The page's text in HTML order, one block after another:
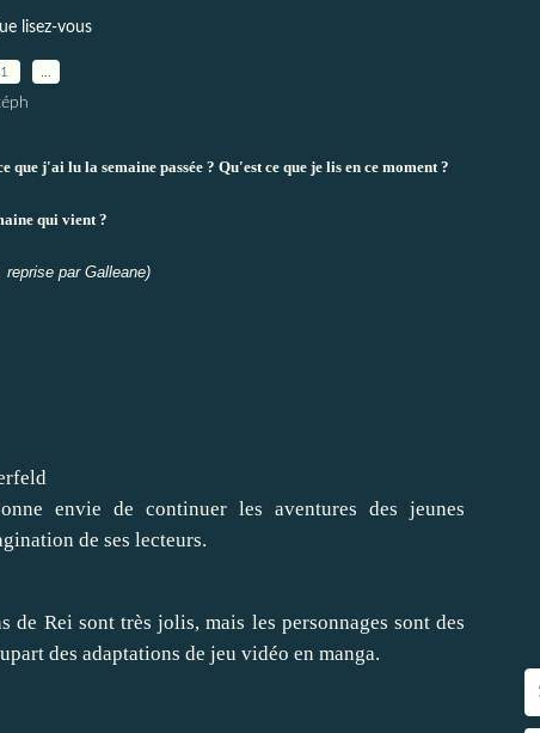
lisez-vous
que j'ai lu la semaine passée ? Qu'est ce que je lis en ce moment ?
qui vient ?
reprise parGalleane)
envie de continuer les aventures des jeunes
de ses lecteurs.
de Rei sont très jolis, mais les personnages sont des
des adaptations de jeu vidéo en manga.